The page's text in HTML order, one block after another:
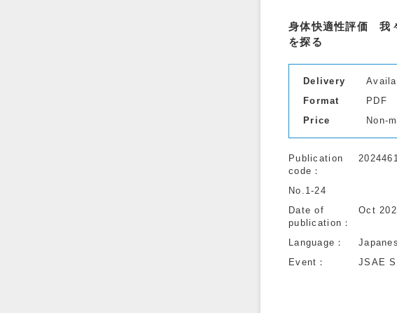
身体快適性評価 我
を探る
Delivery
Format
PDF
Price
Non-
Publication
code
No.1-24
Date of
publication
Oct
Language
Event
JSAE